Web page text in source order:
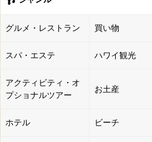
グルメ・レストラン 買い物
スパ・エステ ハワイ観光
アクティビティ・オ
プショナルツアー
お土産
ホテル ビーチ